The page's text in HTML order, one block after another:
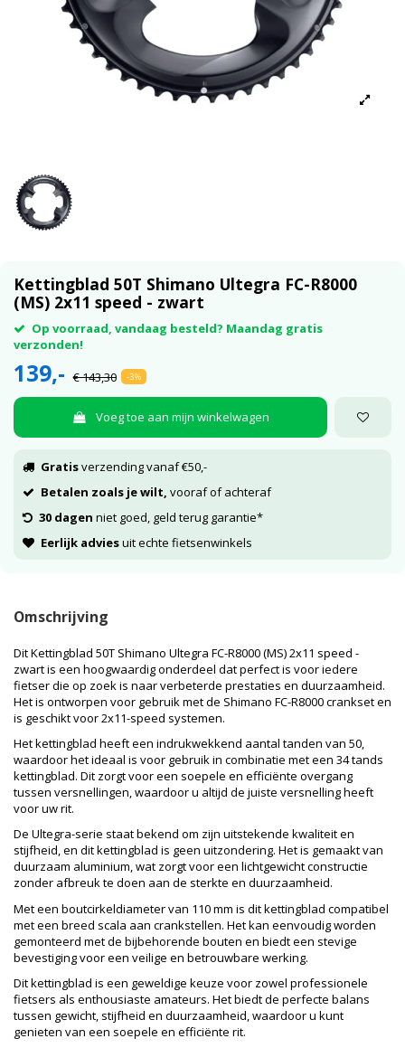
Kettingblad 50T Shimano Ultegra FC-R8000
(MS) 2x11 speed - zwart
Op voorraad, vandaag besteld? Maandag gratis
verzonden!
139,- € 143,30 -3%
Voeg toe aan mijn winkelwagen
Gratisverzending vanaf €50,-
Betalen zoals je wilt, vooraf of achteraf
30 dagen niet goed, geld terug garantie*
Eerlijk adviesuit echte fietsenwinkels
Omschrijving
Dit Kettingblad 50T Shimano Ultegra FC-R8000 (MS) 2x11 speed -
zwart is een hoogwaardig onderdeel dat perfect is voor iedere
fietser die op zoek is naar verbeterde prestaties en duurzaamheid.
Het is ontworpen voor gebruik met de Shimano FC-R8000 crankset en
is geschikt voor 2x11-speed systemen.
Het kettingblad heeft een indrukwekkend aantal tanden van 50,
waardoor het ideaal is voor gebruik in combinatie met een 34 tands
kettingblad. Dit zorgt voor een soepele en efficiënte overgang
tussen versnellingen, waardoor u altijd de juiste versnelling heeft
voor uw rit.
De Ultegra-serie staat bekend om zijn uitstekende kwaliteit en
stijfheid, en dit kettingblad is geen uitzondering. Het is gemaakt van
duurzaam aluminium, wat zorgt voor een lichtgewicht constructie
zonder afbreuk te doen aan de sterkte en duurzaamheid.
Met een boutcirkeldiameter van 110 mm is dit kettingblad compatibel
met een breed scala aan crankstellen. Het kan eenvoudig worden
gemonteerd met de bijbehorende bouten en biedt een stevige
bevestiging voor een veilige en betrouwbare werking.
Dit kettingblad is een geweldige keuze voor zowel professionele
fietsers als enthousiaste amateurs. Het biedt de perfecte balans
tussen gewicht, stijfheid en duurzaamheid, waardoor u kunt
genieten van een soepele en efficiënte rit.